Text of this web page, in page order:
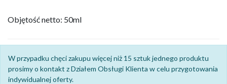
Objętość netto: 50ml
W przypadku chęci zakupu więcej niż 15 sztuk jednego produktu
prosimy o kontakt z Działem Obsługi Klienta w celu przygotowania
indywidualnej oferty.